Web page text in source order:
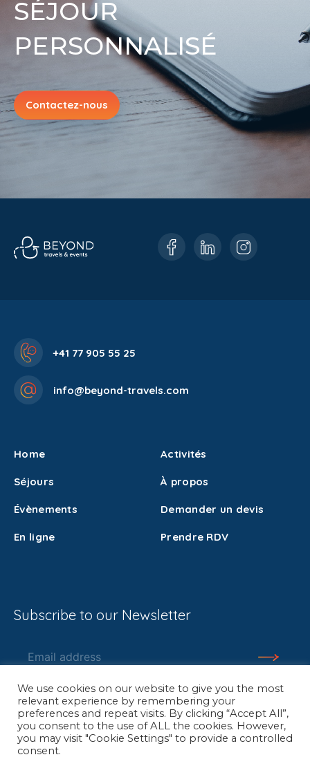
SÉJOUR
PERSONNALISÉ
Contactez-nous
+41 77 905 55 25
info@beyond-travels.com
Home
Séjours
Évènements
En ligne
Activités
À propos
Demander un devis
Prendre RDV
Subscribe to our Newsletter
We use cookies on our website to give you the most
relevant experience by remembering your
preferences and repeat visits. By clicking “Accept All”,
you consent to the use of ALL the cookies. However,
you may visit "Cookie Settings" to provide a controlled
consent.